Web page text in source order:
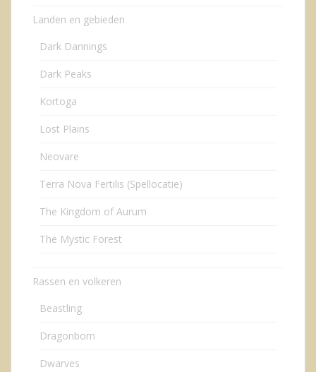
Landen en gebieden
Dark Dannings
Dark Peaks
Kortoga
Lost Plains
Neovare
Terra Nova Fertilis (Spellocatie)
The Kingdom of Aurum
The Mystic Forest
Rassen en volkeren
Beastling
Dragonborn
Dwarves